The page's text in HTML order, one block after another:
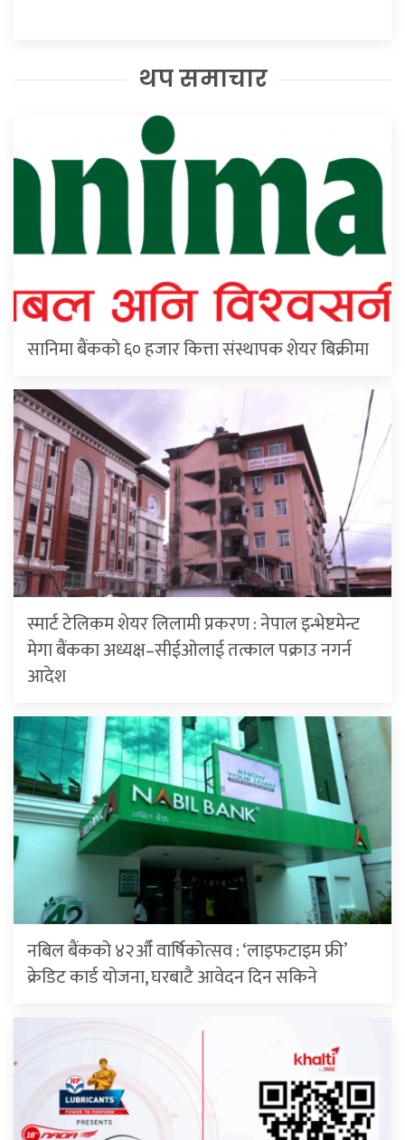
थप समाचार
सानिमा बैंकको ६० हजार कित्ता संस्थापक शेयर बिक्रीमा
स्मार्ट टेलिकम शेयर लिलामी प्रकरण : नेपाल इन्भेष्टमेन्ट
मेगा बैंकका अध्यक्ष–सीईओलाई तत्काल पक्राउ नगर्न
आदेश
नबिल बैंकको ४२औँ वार्षिकोत्सव : ‘लाइफटाइम फ्री’
क्रेडिट कार्ड योजना, घरबाटै आवेदन दिन सकिने